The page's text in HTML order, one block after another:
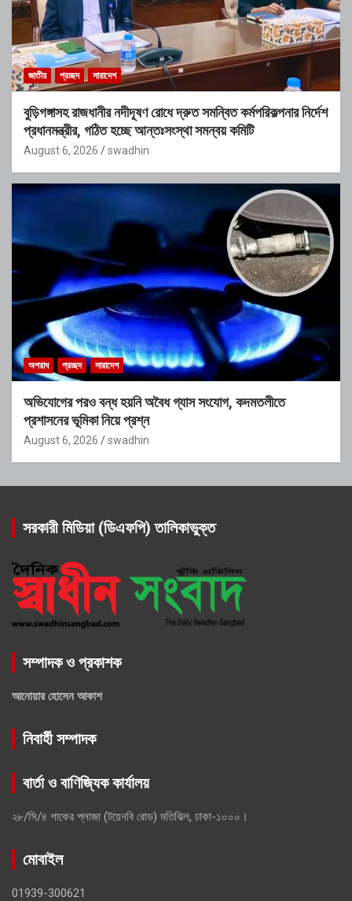
জাতীয় প্রচ্ছদ সারাদেশ
বুড়িগঙ্গাসহ রাজধানীর নদীদূষণ রোধে দ্রুত সমন্বিত কর্মপরিকল্পনার নির্দেশ
প্রধানমন্ত্রীর, গঠিত হচ্ছে আন্তঃসংস্থা সমন্বয় কমিটি
August 6, 2026 swadhin
অপরাধ প্রচ্ছদ সারাদেশ
অভিযোগের পরও বন্ধ হয়নি অবৈধ গ্যাস সংযোগ, কদমতলীতে
প্রশাসনের ভূমিকা নিয়ে প্রশ্ন
August 6, 2026 swadhin
সরকারী মিডিয়া (ডিএফপি) তালিকাভুক্ত
সম্পাদক ও প্রকাশক
আনোয়ার হোসেন আকাশ
নিবার্হী সম্পাদক
বার্তা ও বাণিজ্যিক কার্যালয়
২৮/সি/৪ শাকের প্লাজা (টয়েনবি রোড) মতিঝিল, ঢাকা-১০০০।
মোবাইল
01939-300621